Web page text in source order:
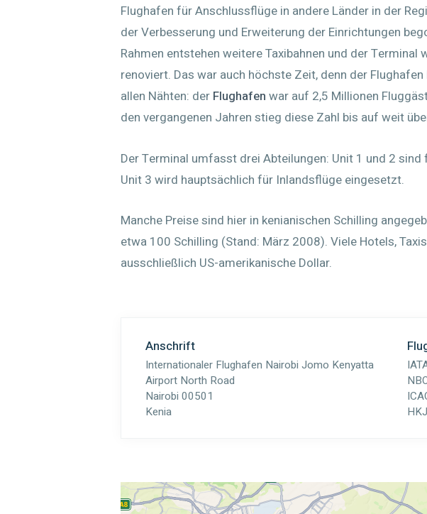
Flughafen für Anschlussflüge in andere Länder in der
der Verbesserung und Erweiterung der Einrichtungen
Rahmen entstehen weitere Taxibahnen und der Terminal
renoviert. Das war auch höchste Zeit, denn der
allen Nähten: der Flughafen war auf 2,5 Millionen
den vergangenen Jahren stieg diese Zahl bis auf weit
Der Terminal umfasst drei Abteilungen: Unit 1 und 2
Unit 3 wird hauptsächlich für Inlandsflüge eingesetzt.
Manche Preise sind hier in kenianischen Schilling
etwa 100 Schilling (Stand: März 2008). Viele Hotels,
ausschließlich US-amerikanische Dollar.
Anschrift
Internationaler Flughafen Nairobi Jomo Kenyatta
Airport North Road
Nairobi 00501
Kenia